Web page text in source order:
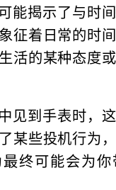
能揭示了与时
征着日常的时
活的某种态度
见到手表时，
某些投机行为
终可能会为